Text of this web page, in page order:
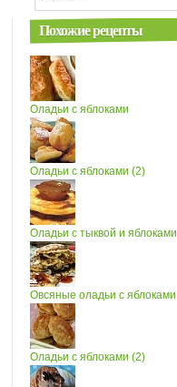
Похожие рецепты
Оладьи с яблоками
Оладьи с яблоками (2)
Оладьи с тыквой и яблоками
Овсяные оладьи с яблоками
Оладьи с яблоками (2)